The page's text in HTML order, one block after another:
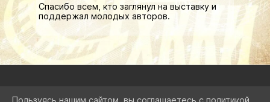
Спасибо всем, кто заглянул на выставку и
поддержал молодых авторов.
Пользуясь нашим сайтом, вы соглашаетесь с политикой